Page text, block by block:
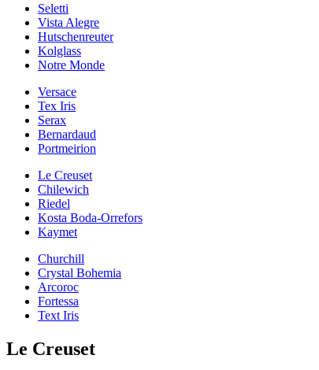
Seletti
Vista Alegre
Hutschenreuter
Kolglass
Notre Monde
Versace
Tex Iris
Serax
Bernardaud
Portmeirion
Le Creuset
Chilewich
Riedel
Kosta Boda-Orrefors
Kaymet
Churchill
Crystal Bohemia
Arcoroc
Fortessa
Text Iris
Le Creuset